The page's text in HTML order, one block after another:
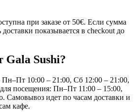
при заказе от 50€. Если сумма
показывается в checkout до
Gala Sushi?
Пн–Пт 10:00 – 21:00, Сб 12:00 – 21:00,
посещения: Пн–Пт 11:00 – 15:00,
Самовывоз идет по часам доставки и
кафе.